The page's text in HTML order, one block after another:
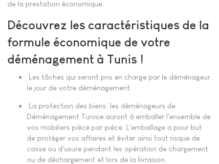
de la prestation économique.
Découvrez les caractéristiques de la
formule économique de votre
déménagement à Tunis !
Les tâches qui seront pris en charge par le déménageur
le jour de votre déménagement:
La protection des biens: les déménageurs de
Déménagement Tunisie auront à emballer l'ensemble de
vos mobiliers pièce par pièce. L'emballage a pour but
de protéger vos affaires et éviter ainsi tout risque de
casse ou d'usure pendant les opération de chargement
ou de déchargement et lors de la livraison.